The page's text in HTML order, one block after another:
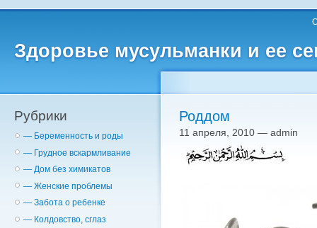
Здоровье мусульманки и ее
Рубрики
— Беременность и роды
— Грудное вскармливание
— Дом без химикатов
— Женские проблемы
— Забота о ребенке
— Колдовство, сглаз
Роддом
11 апреля, 2010 — admin